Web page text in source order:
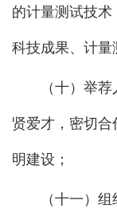
的计量测试技
科技成果、计量
（十）举
贤爱才，密切
明建设；
（十一）